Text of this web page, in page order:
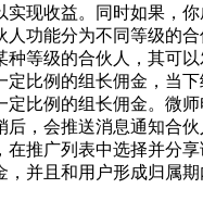
实现收益。同时如果，
人功能分为不同等级的合
种等级的合伙人，其可
定比例的组长佣金，当
定比例的组长佣金。微
后，会推送消息通知合
在推广列表中选择并分
，并且和用户形成归属期